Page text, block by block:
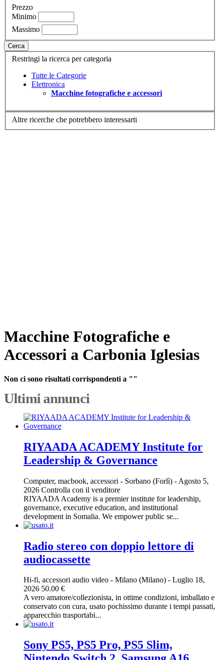
Prezzo
Minimo
Massimo
Cerca
Restringi la ricerca per categoria
Tutte le Categorie
Elettronica
Macchine fotografiche e accessori
Altre ricerche che potrebbero interessarti
Macchine Fotografiche e
Accessori a Carbonia Iglesias
Non ci sono risultati corrispondenti a ""
Ultimi annunci
RIYAADA ACADEMY Institute for
Leadership & Governance
Computer, macbook, accessori - Sorbano (Forlì) - Agosto 5,
2026 Controlla con il venditore
RIYAADA Academy is a premier institute for leadership,
governance, executive education, and institutional
development in Somalia. We empower public se...
Radio stereo con doppio lettore di
audiocassette
Hi-fi, accessori audio video - Milano (Milano) - Luglio 18,
2026 50.00 €
A vero amatore/collezionista, in ottime condizioni, imballato e
conservato con cura, usato pochissimo durante i tempi passati,
apparecchio trasportabi...
Sony PS5, PS5 Pro, PS5 Slim,